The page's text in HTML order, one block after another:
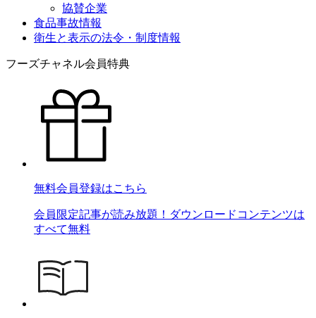
協賛企業
食品事故情報
衛生と表示の法令・制度情報
フーズチャネル会員特典
無料会員登録はこちら
会員限定記事が読み放題！ダウンロードコンテンツは
すべて無料